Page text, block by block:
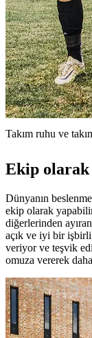
Takım ruhu ve
Ekip olarak
Dünyanın
ekip olarak
diğerlerinden
açık ve iyi bir
veriyor ve teşvik
omuza vererek